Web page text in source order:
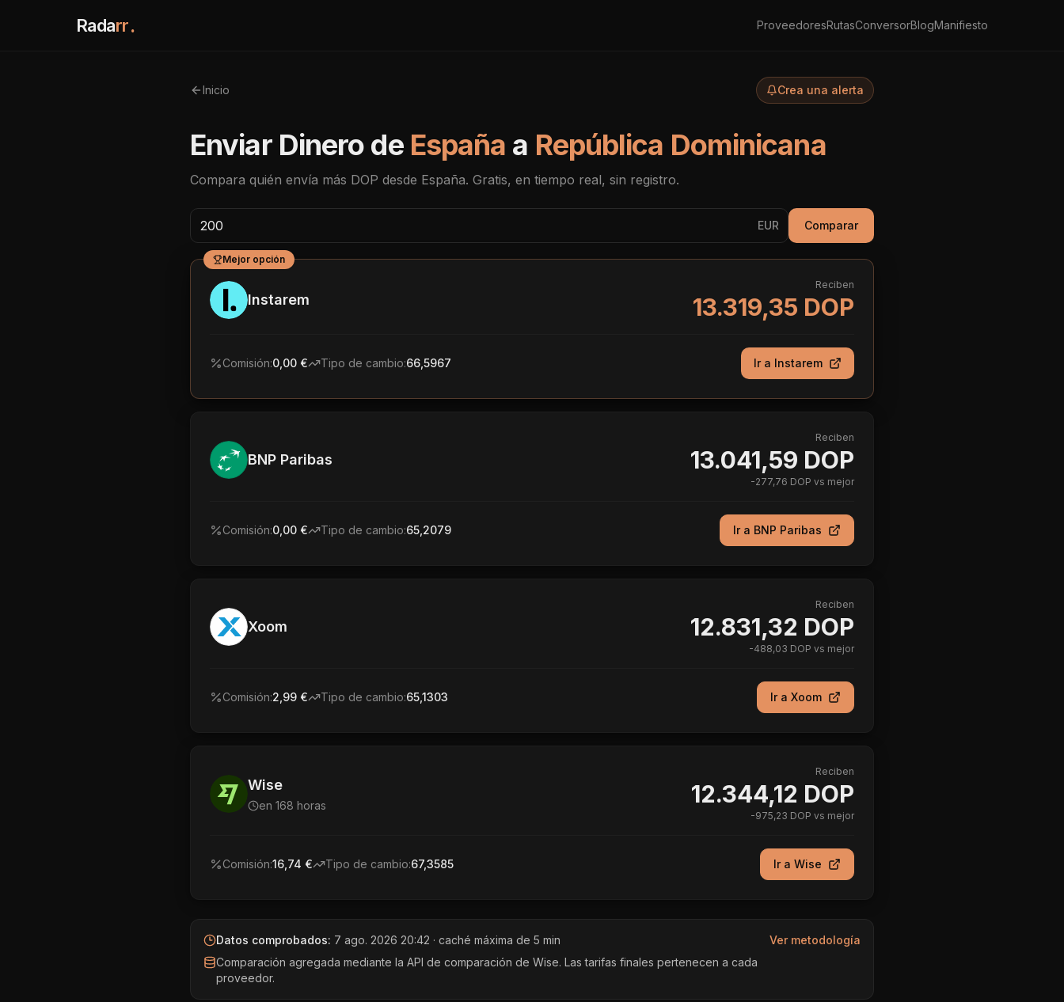
Radarr. ProveedoresRutasConversorBlogManifiesto
Inicio Crea una alerta
Enviar Dinero de España a República Dominicana
Compara quién envía más DOP desde España. Gratis, en tiempo real, sin registro.
EUR Comparar
Mejor opción
Instarem
Reciben
13.319,35 DOP
Comisión:0,00 € Tipo de cambio:66,5967 Ir a Instarem
BNP Paribas
Reciben
13.041,59 DOP
-277,76 DOP vs mejor
Comisión:0,00 € Tipo de cambio:65,2079 Ir a BNP Paribas
Xoom
Reciben
12.831,32 DOP
-488,03 DOP vs mejor
Comisión:2,99 € Tipo de cambio:65,1303 Ir a Xoom
Wise
en 168 horas
Reciben
12.344,12 DOP
-975,23 DOP vs mejor
Comisión:16,74 € Tipo de cambio:67,3585 Ir a Wise
Datos comprobados: 7 ago. 2026 20:42 · caché máxima de 5 min
Comparación agregada mediante la API de comparación de Wise. Las tarifas finales pertenecen a cada
proveedor.
Ver metodología